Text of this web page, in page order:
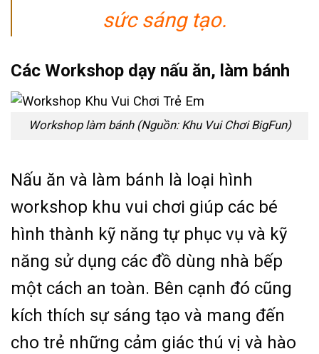
sức sáng tạo.
Các Workshop dạy nấu ăn, làm bánh
Workshop làm bánh (Nguồn: Khu Vui Chơi BigFun)
Nấu ăn và làm bánh là loại hình
workshop khu vui chơi giúp các bé
hình thành kỹ năng tự phục vụ và kỹ
năng sử dụng các đồ dùng nhà bếp
một cách an toàn. Bên cạnh đó cũng
kích thích sự sáng tạo và mang đến
cho trẻ những cảm giác thú vị và hào